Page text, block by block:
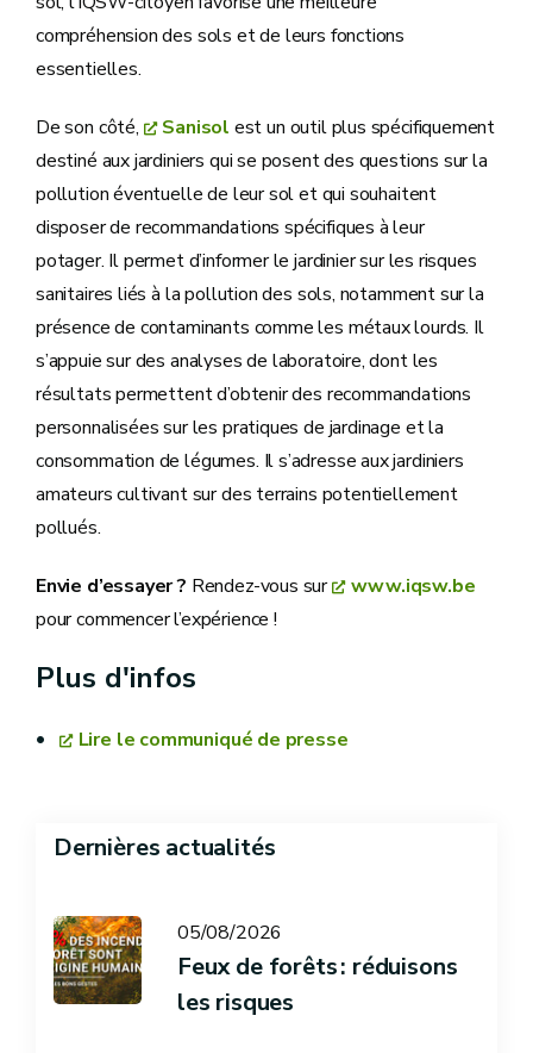
compréhension des sols et de leurs fonctions
essentielles.
De son côté, Sanisol est un outil plus spécifiquement
destiné aux jardiniers qui se posent des questions sur la
pollution éventuelle de leur sol et qui souhaitent
disposer de recommandations spécifiques à leur
potager. Il permet d’informer le jardinier sur les risques
sanitaires liés à la pollution des sols, notamment sur la
présence de contaminants comme les métaux lourds. Il
s’appuie sur des analyses de laboratoire, dont les
résultats permettent d’obtenir des recommandations
personnalisées sur les pratiques de jardinage et la
consommation de légumes. Il s’adresse aux jardiniers
amateurs cultivant sur des terrains potentiellement
pollués.
Envie d’essayer ? Rendez-vous sur
www.iqsw.be
pour commencer l’expérience !
Plus d'infos
Lire le communiqué de presse
Dernières actualités
05/08/2026
Feux de forêts : réduisons
les risques